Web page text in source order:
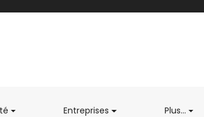
Entreprises Plus...